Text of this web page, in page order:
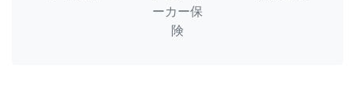
ーカー保
険